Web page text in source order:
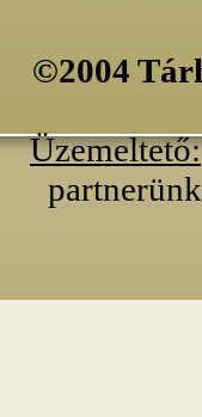
©2004
Üzemeltető: